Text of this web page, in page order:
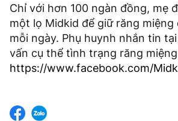
Chỉ với hơn 100 ngàn đồng, mẹ
một lọ Midkid để giữ răng miệng
mỗi ngày. Phụ huynh nhắn tin
vấn cụ thể tình trạng răng
https://www.facebook.com/